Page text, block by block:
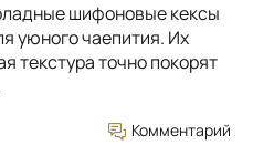
шифоновые кексы
уюного чаепития. Их
текстура точно покорят
Комментарий